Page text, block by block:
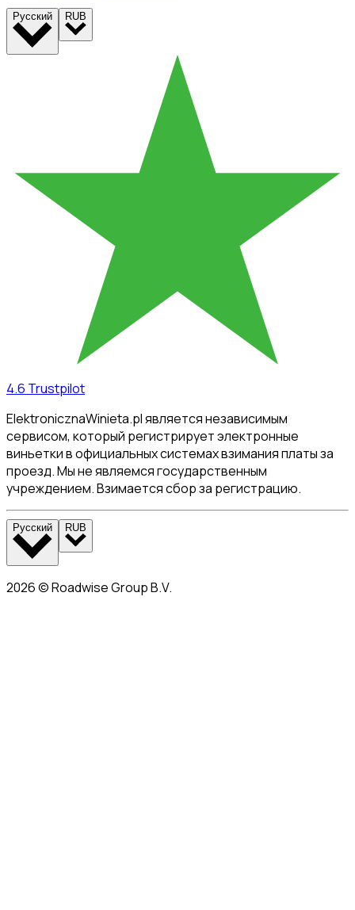
Русский RUB
4.6 Trustpilot
ElektronicznaWinieta.pl является независимым
сервисом, который регистрирует электронные
виньетки в официальных системах взимания платы за
проезд. Мы не являемся государственным
учреждением. Взимается сбор за регистрацию.
Русский RUB
2026©Roadwise Group B.V.